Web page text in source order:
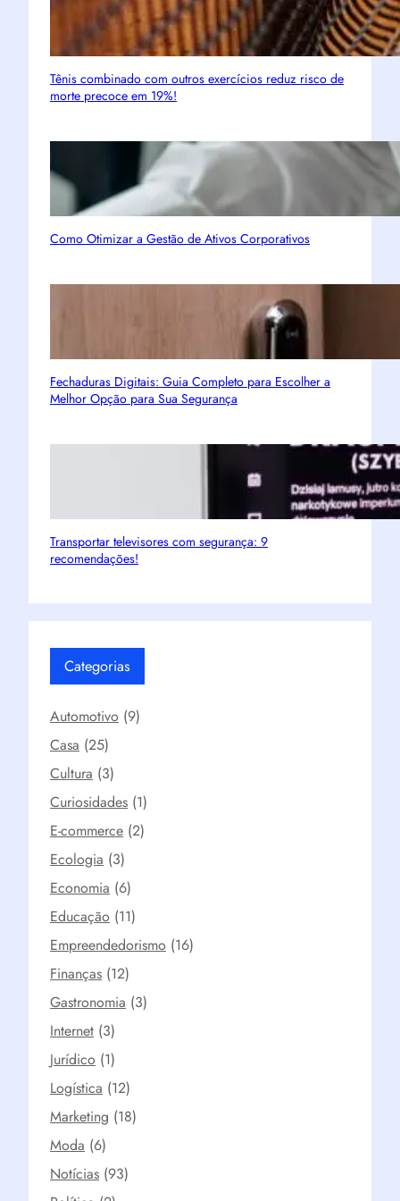
Tênis combinado com outros exercícios reduz risco de
morte precoce em 19%!
Como Otimizar a Gestão de Ativos Corporativos
Fechaduras Digitais: Guia Completo para Escolher a
Melhor Opção para Sua Segurança
Transportar televisores com segurança: 9
recomendações!
Categorias
Automotivo (9)
Casa (25)
Cultura (3)
Curiosidades (1)
E-commerce (2)
Ecologia (3)
Economia (6)
Educação (11)
Empreendedorismo (16)
Finanças (12)
Gastronomia (3)
Internet (3)
Jurídico (1)
Logística (12)
Marketing (18)
Moda (6)
Notícias (93)